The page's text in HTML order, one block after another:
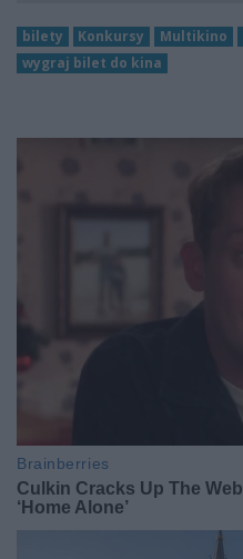
bilety Konkursy Multikino
wygraj bilet do kina